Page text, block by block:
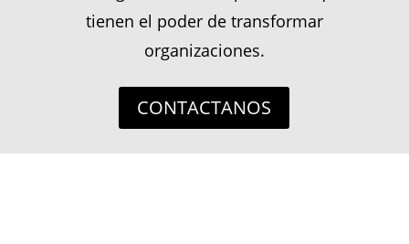
tienen el poder de transformar
organizaciones.
CONTACTANOS